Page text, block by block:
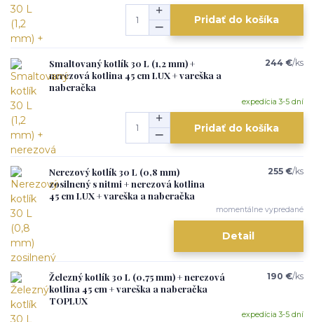
Pridať do košíka
Smaltovaný kotlík 30 L (1,2 mm) +
nerezová kotlina 45 cm LUX + vareška a
naberačka
244 €/ks
expedícia 3-5 dní
Pridať do košíka
Nerezový kotlík 30 L (0,8 mm)
zosilnený s nitmi + nerezová kotlina
45 cm LUX + vareška a naberačka
255 €/ks
momentálne vypredané
Detail
Železný kotlík 30 L (0,75 mm) + nerezová
kotlina 45 cm + vareška a naberačka
TOPLUX
190 €/ks
expedícia 3-5 dní